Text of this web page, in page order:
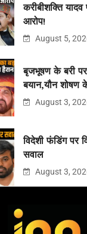
करीबीशक्ति यादव
आरोप!
August 5,
बृजभूषण के बरी
बयान,यौन शोषण
August 3,
विदेशी फंडिंग पर
सवाल
August 3,